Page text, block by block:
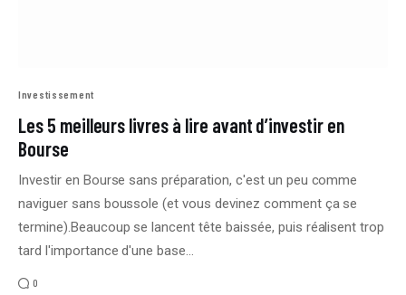
Investissement
Les 5 meilleurs livres à lire avant d’investir en
Bourse
Investir en Bourse sans préparation, c'est un peu comme
naviguer sans boussole (et vous devinez comment ça se
termine).Beaucoup se lancent tête baissée, puis réalisent trop
tard l'importance d'une base…
0